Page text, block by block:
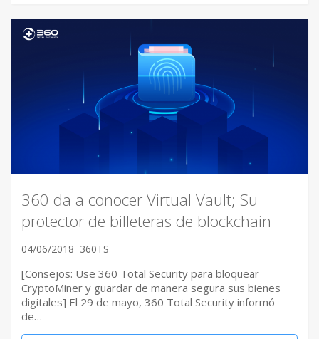
360 da a conocer Virtual Vault; Su
protector de billeteras de blockchain
04/06/2018 360TS
[Consejos: Use 360 Total Security para bloquear
CryptoMiner y guardar de manera segura sus bienes
digitales] El 29 de mayo, 360 Total Security informó
de…